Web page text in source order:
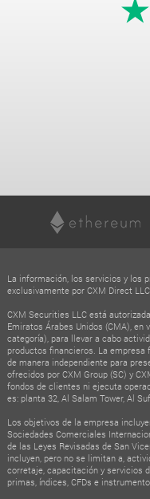
La información, los servicios y los
exclusivamente por CXM Direct
CXM Securities LLC está
Emiratos Árabes Unidos (CMA), en
categoría), para llevar a cabo
productos financieros. La empresa
de manera independiente para
ofrecidos por CXM Group (SC) y
fondos de clientes ni ejecuta
es: planta 32, Al Salam Tower, Al
Los objetivos de la empresa
Sociedades Comerciales
de las Leyes Revisadas de San
incluyen, pero no se limitan a,
corretaje, capacitación y servicios
primas, índices, CFDs e